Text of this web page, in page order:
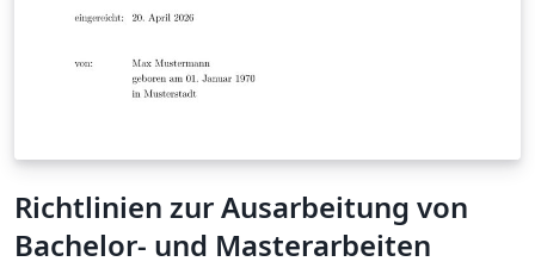
Richtlinien zur Ausarbeitung von
Bachelor- und Masterarbeiten